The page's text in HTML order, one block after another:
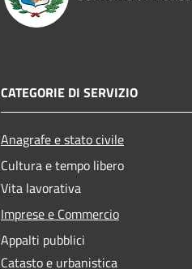
CATEGORIE DI SERVIZIO
Anagrafe e stato civile
Cultura e tempo libero
Vita lavorativa
Imprese e Commercio
Appalti pubblici
Catasto e urbanistica